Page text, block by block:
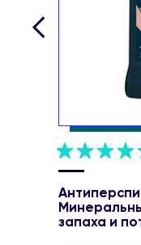
запаха и